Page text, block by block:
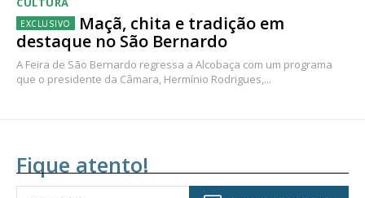
Maçã, chita e tradição em
destaque no São Bernardo
A Feira de São Bernardo regressa a Alcobaça com um programa
que o presidente da Câmara, Hermínio Rodrigues,...
Fique atento!